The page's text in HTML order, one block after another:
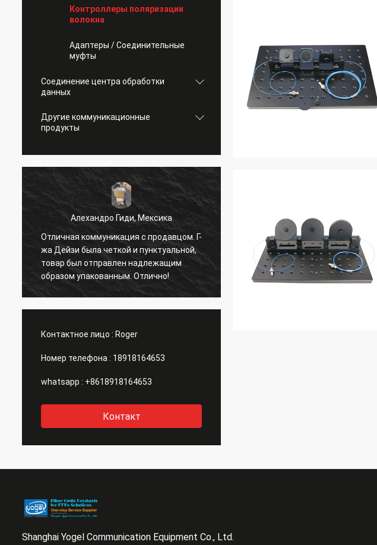
Контроллеры поляризации
волокна
Адаптеры / Соединительные
муфты
Соединение центра обработки
данных
Другие коммуникационные
продукты
Алехандро Гиди, Мексика
Отличная коммуникация с продавцом. Г-
жа Дейзи была четкой и пунктуальной,
товар был отправлен надлежащим
образом упакованным. Отлично!
Сергей Шапоткин, Российская
Федерация
всё в порядке
Контактное лицо : Roger
Номер телефона : 18918164653
whatsapp : +8618918164653
Контакт
Shanghai Yogel Communication Equipment Co., Ltd.